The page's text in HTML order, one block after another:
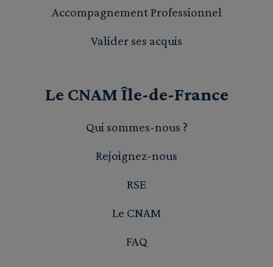
Accompagnement Professionnel
Valider ses acquis
Le CNAM Île-de-France
Qui sommes-nous ?
Rejoignez-nous
RSE
Le CNAM
FAQ